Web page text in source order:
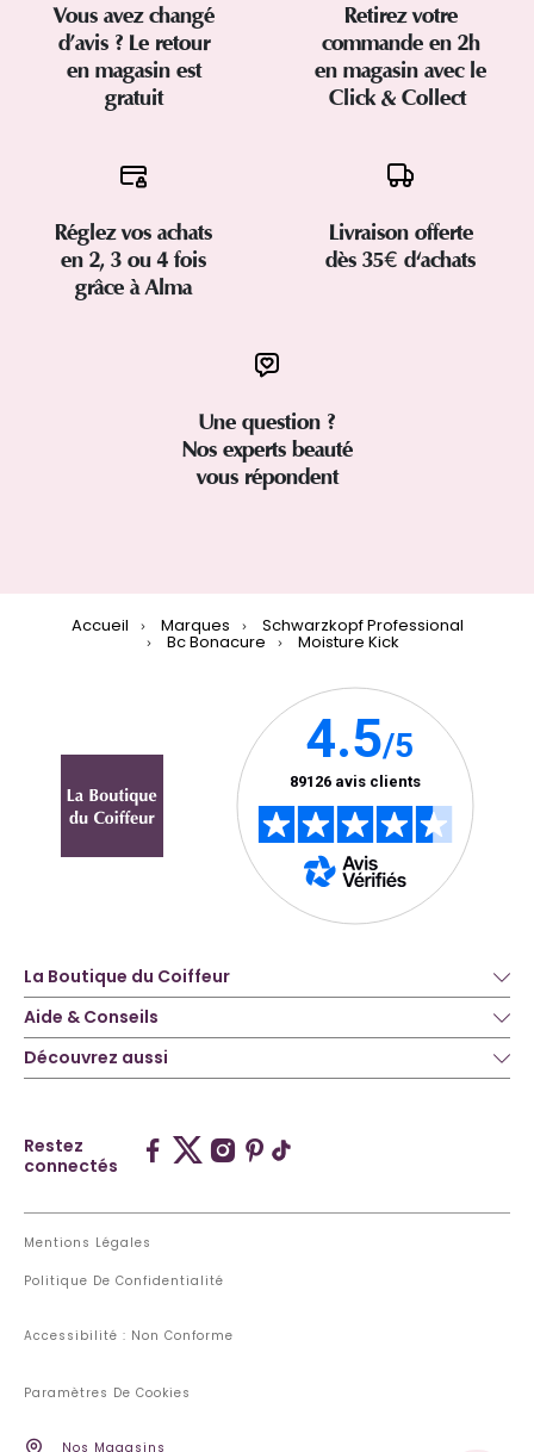
Vous avez changé
d’avis ? Le retour
en magasin est
gratuit
Retirez votre
commande en 2h
en magasin avec le
Click & Collect
Réglez vos achats
en 2, 3 ou 4 fois
grâce à Alma
Livraison offerte
dès 35€ d'achats
Une question ?
Nos experts beauté
vous répondent
Accueil Marques Schwarzkopf Professional
Bc Bonacure Moisture Kick
La Boutique du Coiffeur
Aide & Conseils
Découvrez aussi
Restez
connectés
Mentions Légales
Politique De Confidentialité
Accessibilité : Non Conforme
Paramètres De Cookies
Nos Magasins